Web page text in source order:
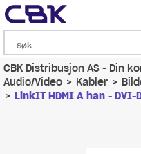
CBK Distribusjon AS - Din
Audio/Video>Kabler>
>LinkIT HDMI A han - DVI-